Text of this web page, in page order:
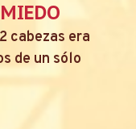
cabezas era
de un sólo